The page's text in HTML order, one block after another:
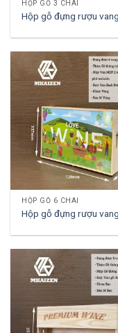
HỘP GỖ 3 CHAI
Hộp gỗ đựng rượu
HỘP GỖ 6 CHAI
Hộp gỗ đựng rượu